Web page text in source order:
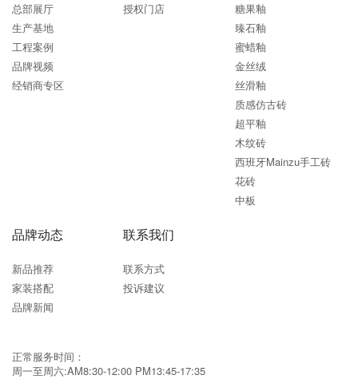
总部展厅
生产基地
工程案例
品牌视频
经销商专区
授权门店
糖果釉
臻石釉
蜜蜡釉
金丝绒
丝滑釉
质感仿古砖
超平釉
木纹砖
西班牙Mainzu手工砖
花砖
中板
品牌动态
新品推荐
家装搭配
品牌新闻
联系我们
联系方式
投诉建议
正常服务时间：
周一至周六:AM8:30-12:00 PM13:45-17:35